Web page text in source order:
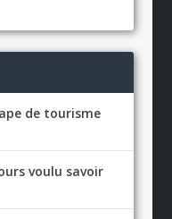
de tourisme
voulu savoir